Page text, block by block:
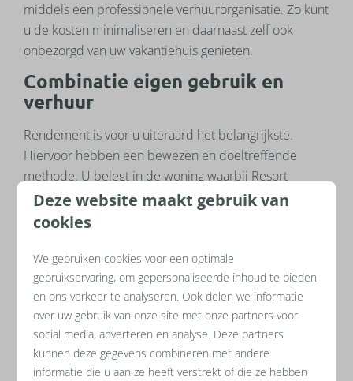
middels een professionele verhuurorganisatie. Zo kunt
u de kosten minimaliseren en daarnaast zelf ook
onbezorgd van uw vakantiehuis genieten.
Combinatie eigen gebruik en
verhuur
Rendement is voor u uiteraard het belangrijkste.
Hiervoor hebben een bewezen en doeltreffende
methode. U belegt in de woning waarbij Resort
WaterWeelde zorgt voor voldoende bezetting per jaar.
We zorgen ervoor dat uw rendement gehaald gaat
uw beleggingin 3 jaar.
U kunt echter natuurlijk altijd bepalen wanneer u zelf
uw huis wilt gebruiken. Dit kan ook voor langere
periodes. Resort WaterWeelde zorgt ervoor dat de
verhuur buiten uw verblijf steeds doorgaat. U heeft er
geen omkijken naar. U belegt in een waardevast
Deze website maakt gebruik van
cookies
We gebruiken cookies voor een optimale
gebruikservaring, om gepersonaliseerde inhoud te bieden
en ons verkeer te analyseren. Ook delen we informatie
over uw gebruik van onze site met onze partners voor
social media, adverteren en analyse. Deze partners
kunnen deze gegevens combineren met andere
informatie die u aan ze heeft verstrekt of die ze hebben